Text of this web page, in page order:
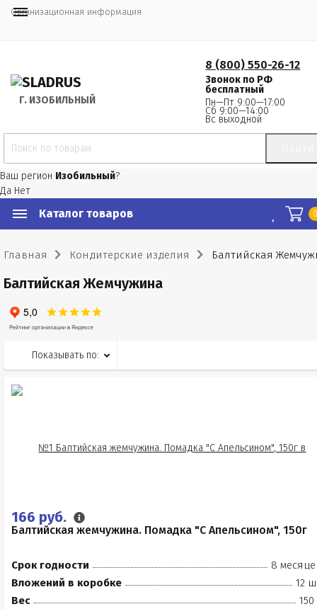
Организационная информация
Г. ИЗОБИЛЬНЫЙ
8 (800) 550-26-12
Звонок по РФ
бесплатный
Пн—Пт 9:00—17:00
Сб 9:00—14:00
Вс выходной
Ваш регион Изобильный?
Да Нет
Каталог товаров
Главная Кондитерские изделия Балтийская
Балтийская Жемчужина
Показывать по:
166 руб.
Балтийская жемчужина. Помадка "С Апельсином", 150г
Срок годности
8
Вложений в коробке
12
Вес
150